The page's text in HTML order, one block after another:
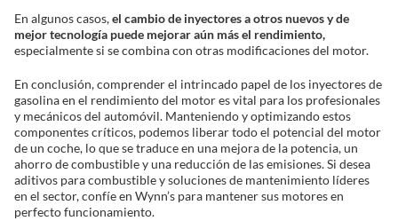
En algunos casos,el cambio de inyectores a otros nuevos y de
mejor tecnología puede mejorar aún más el rendimiento,
especialmente si se combina con otras modificaciones del motor.
En conclusión, comprender el intrincado papel de los inyectores de
gasolina en el rendimiento del motor es vital para los profesionales
y mecánicos del automóvil. Manteniendo y optimizando estos
componentes críticos, podemos liberar todo el potencial del motor
de un coche, lo que se traduce en una mejora de la potencia, un
ahorro de combustible y una reducción de las emisiones. Si desea
aditivos para combustible y soluciones de mantenimiento líderes
en el sector, confíe en Wynn’s para mantener sus motores en
perfecto funcionamiento.